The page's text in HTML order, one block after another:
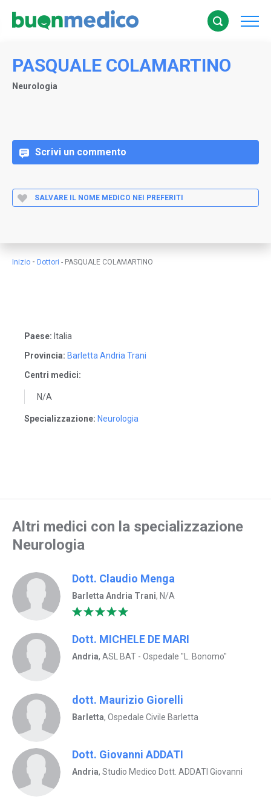
PASQUALE COLAMARTINO
Neurologia
Scrivi un commento
SALVARE IL NOME MEDICO NEI PREFERITI
Inizio - Dottori - PASQUALE COLAMARTINO
Paese: Italia
Provincia: Barletta Andria Trani
Centri medici:
N/A
Specializzazione: Neurologia
Altri medici con la specializzazione
Neurologia
Dott. Claudio Menga
Barletta Andria Trani, N/A
Dott. MICHELE DE MARI
Andria, ASL BAT - Ospedale "L. Bonomo"
dott. Maurizio Giorelli
Barletta, Ospedale Civile Barletta
Dott. Giovanni ADDATI
Andria, Studio Medico Dott. ADDATI Giovanni